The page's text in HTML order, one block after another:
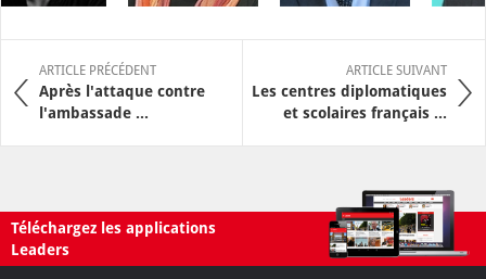
ARTICLE PRÉCÉDENT
Après l'attaque contre
l'ambassade ...
ARTICLE SUIVANT
Les centres diplomatiques
et scolaires français ...
Téléchargez les applications
Leaders